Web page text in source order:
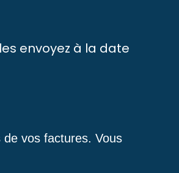
envoyez à la date
vos factures. Vous